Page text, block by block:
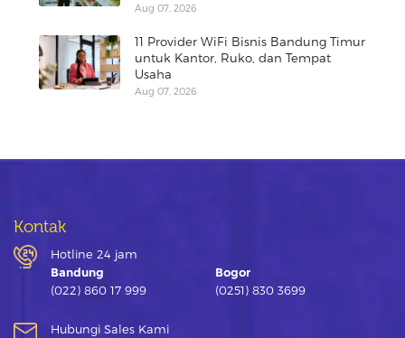
Aug 07, 2026
11 Provider WiFi Bisnis Bandung Timur
untuk Kantor, Ruko, dan Tempat
Usaha
Aug 07, 2026
Kontak
Hotline 24 jam
Bandung
(022) 860 17 999
Bogor
(0251) 830 3699
Hubungi Sales Kami